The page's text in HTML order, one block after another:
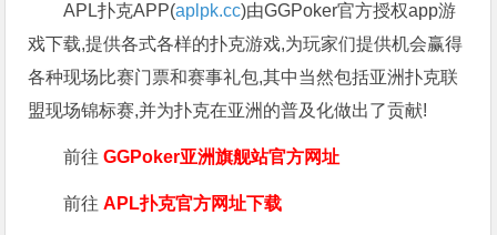
APL扑克APP(aplpk.cc)由GGPoker官方授权app游
戏下载,提供各式各样的扑克游戏,为玩家们提供机会赢得
各种现场比赛门票和赛事礼包,其中当然包括亚洲扑克联
盟现场锦标赛,并为扑克在亚洲的普及化做出了贡献!
前往GGPoker亚洲旗舰站官方网址
前往APL扑克官方网址下载